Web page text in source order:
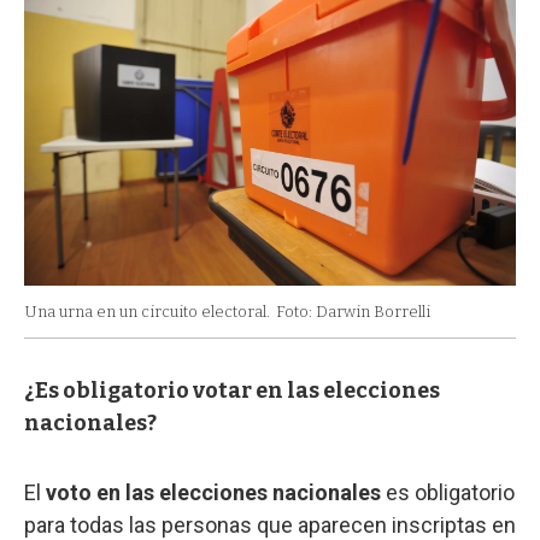
Una urna en un circuito electoral. Foto: Darwin Borrelli
¿Es obligatorio votar en las elecciones
nacionales?
El voto en las elecciones nacionales es obligatorio
para todas las personas que aparecen inscriptas en